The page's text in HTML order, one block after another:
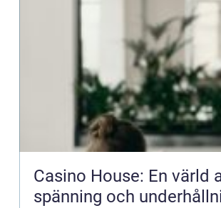
Casino House: En värld
spänning och